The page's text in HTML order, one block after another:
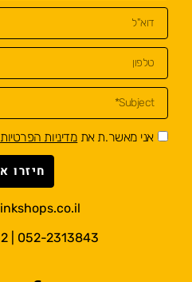
אני מאשר.ת את מדיניות הפרטיות
חיזרו
052-2313843 | 054-2078212